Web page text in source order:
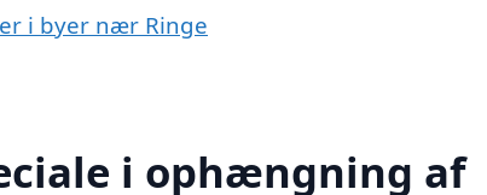
i byer nær Ringe
i ophængning af